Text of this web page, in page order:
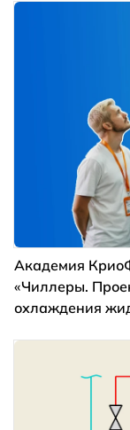
Академия
«Чиллеры.
охлаждения